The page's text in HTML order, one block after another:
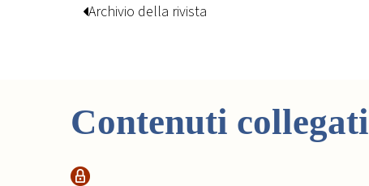
Archivio della rivista
Contenuti collegati